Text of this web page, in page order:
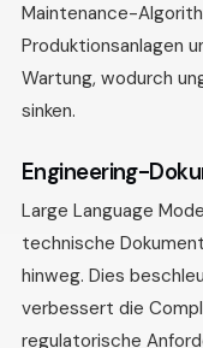
Maintenance-
Produktionsanlagen
Wartung, wodurch
sinken.
Engineering-
Large Language
technische
hinweg. Dies
verbessert die
regulatorische